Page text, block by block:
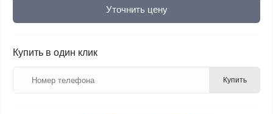
Уточнить цену
Купить в один клик
Купить